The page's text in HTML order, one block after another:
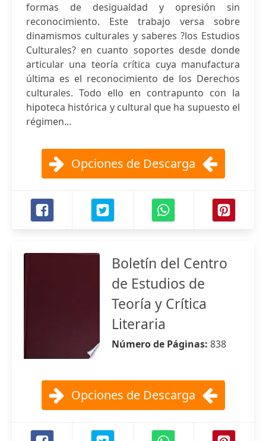
formas de desigualdad y opresión sin
reconocimiento. Este trabajo versa sobre
dinamismos culturales y saberes ?los Estudios
Culturales? en cuanto soportes desde donde
articular una teoría crítica cuya manufactura
última es el reconocimiento de los Derechos
culturales. Todo ello en contrapunto con la
hipoteca histórica y cultural que ha supuesto el
régimen...
Opciones de Descarga
Boletín del Centro
de Estudios de
Teoría y Crítica
Literaria
Número de Páginas: 838
Opciones de Descarga